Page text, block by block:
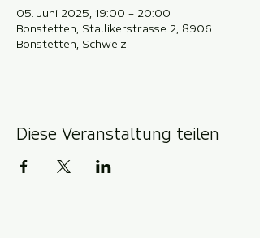
05. Juni 2025, 19:00 – 20:00
Bonstetten, Stallikerstrasse 2, 8906
Bonstetten, Schweiz
Diese Veranstaltung teilen